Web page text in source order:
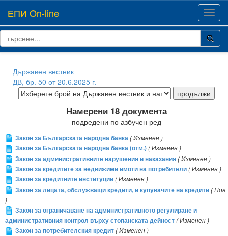
ЕПИ On-line
Държавен вестник
ДВ, бр. 50 от 20.6.2025 г.
Намерени 18 документа
подредени по азбучен ред
Закон за Българската народна банка( Изменен )
Закон за Българската народна банка (отм.)( Изменен )
Закон за административните нарушения и наказания( Изменен )
Закон за кредитите за недвижими имоти на потребители( Изменен )
Закон за кредитните институции( Изменен )
Закон за лицата, обслужващи кредити, и купувачите на кредити( Нов
)
Закон за ограничаване на административното регулиране и
административния контрол върху стопанската дейност( Изменен )
Закон за потребителския кредит( Изменен )